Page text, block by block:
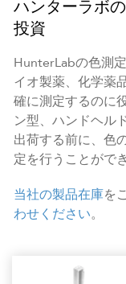
ハンターラボ
投資
HunterLabの色測
イオ製薬、化学薬
確に測定するのに
ン型、ハンドヘル
出荷する前に、色
定を行うことがで
当社の製品在庫を
わせください。